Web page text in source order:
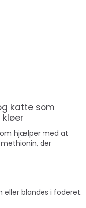
katte som
hjælper med at
der
eller blandes i foderet.